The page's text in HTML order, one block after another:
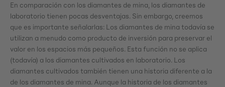
En comparación con los diamantes de mina, los diamantes de
laboratorio tienen pocas desventajas. Sin embargo, creemos
que es importante señalarlas: Los diamantes de mina todavía se
utilizan a menudo como producto de inversión para preservar el
valor en los espacios más pequeños. Esta función no se aplica
(todavía) a los diamantes cultivados en laboratorio. Los
diamantes cultivados también tienen una historia diferente a la
de los diamantes de mina. Aunque la historia de los diamantes